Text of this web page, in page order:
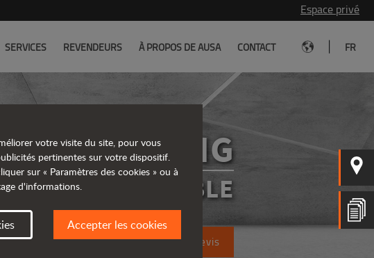
Espace privé
SERVICES REVENDEURS À PROPOS DE AUSA CONTACT FR
DR602AHG
RÉVERSIBLE
Demandez un devis
votre visite du site, pour vous
pertinentes sur votre dispositif.
sur « Paramètres des cookies » ou à
d'informations.
Accepter les cookies